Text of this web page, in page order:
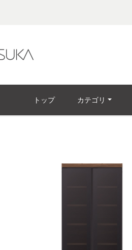
トップ カテゴリ